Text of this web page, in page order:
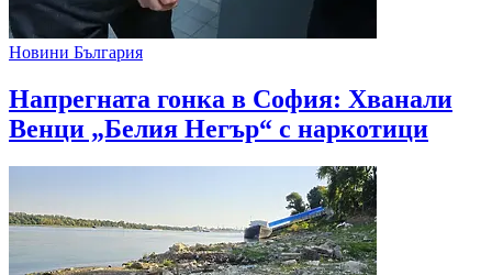
Новини България
Напрегната гонка в София: Хванали
Венци „Белия Негър“ с наркотици